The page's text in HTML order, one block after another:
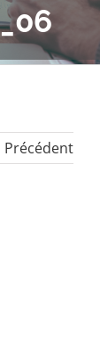
Précédent